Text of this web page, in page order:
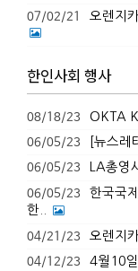
07/02/21 오렌지
한인사회 행사
08/18/23
OKTA
06/05/23
[뉴스레
06/05/23
LA총영
06/05/23
한국국
한..
04/21/23
오렌지
04/12/23
4월10